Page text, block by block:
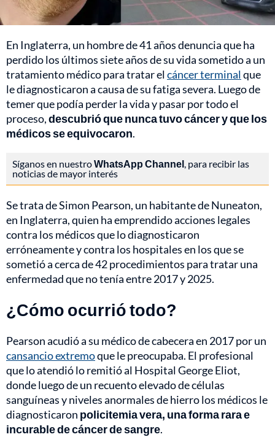
En Inglaterra, un hombre de 41 años denuncia que ha
perdido los últimos siete años de su vida sometido a un
tratamiento médico para tratar elcáncer terminalque
le diagnosticaron a causa de su fatiga severa. Luego de
temer que podía perder la vida y pasar por todo el
proceso,descubrió que nunca tuvo cáncer y que los
médicos se equivocaron.
Síganos en nuestroWhatsApp Channel, para recibir las
noticias de mayor interés
Se trata de Simon Pearson, un habitante de Nuneaton,
en Inglaterra, quien ha emprendido acciones legales
contra los médicos que lo diagnosticaron
erróneamente y contra los hospitales en los que se
sometió a cerca de 42 procedimientos para tratar una
enfermedad que no tenía entre 2017 y 2025.
¿Cómo ocurrió todo?
Pearson acudió a su médico de cabecera en 2017 por un
cansancio extremoque le preocupaba. El profesional
que lo atendió lo remitió al Hospital George Eliot,
donde luego de un recuento elevado de células
sanguíneas y niveles anormales de hierro los médicos le
diagnosticaron policitemia vera, una forma rara e
incurable de cáncer de sangre.